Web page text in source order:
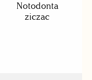
Notodonta
ziczac